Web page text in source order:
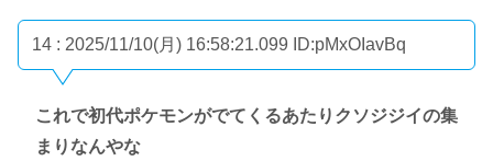
14 : 2025/11/10(月) 16:58:21.099 ID:pMxOIavBq
これで初代ポケモンがでてくるあたりクソジジイの集
まりなんやな